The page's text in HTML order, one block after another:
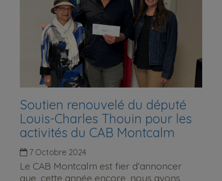
Soutien renouvelé du député
Louis-Charles Thouin pour les
activités du CAB Montcalm
7 Octobre 2024
Le CAB Montcalm est fier d’annoncer
que, cette année encore, nous avons